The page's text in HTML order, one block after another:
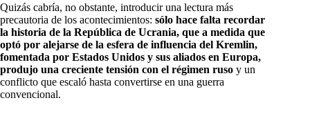
Quizás cabría, no obstante, introducir una lectura más
precautoria de los acontecimientos: sólo hace falta recordar
la historia de la República de Ucrania, que a medida que
optó por alejarse de la esfera de influencia del Kremlin,
fomentada por Estados Unidos y sus aliados en Europa,
produjo una creciente tensión con el régimen ruso y un
conflicto que escaló hasta convertirse en una guerra
convencional.